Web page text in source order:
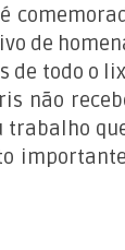
de
de todo o
não
trabalho